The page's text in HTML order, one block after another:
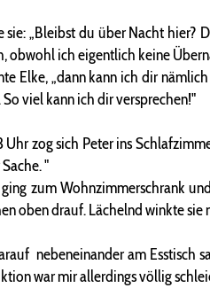
sie: „Bleibst du über Nacht hier?
obwohl ich eigentlich keine
Elke, „dann kann ich dir
viel kann ich dir versprechen!"
Uhr zog sich Peter ins
"
zum Wohnzimmerschrank
oben drauf. Lächelnd winkte
nebeneinander am Esstisch
war mir allerdings völlig